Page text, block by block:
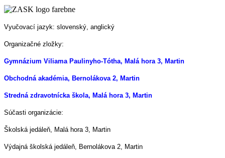
Vyučovací jazyk: slovenský, anglický
Organizačné zložky:
Gymnázium Viliama Paulinyho-Tótha, Malá hora 3, Martin
Obchodná akadémia, Bernolákova 2, Martin
Stredná zdravotnícka škola, Malá hora 3, Martin
Súčasti organizácie:
Školská jedáleň, Malá hora 3, Martin
Výdajná školská jedáleň, Bernolákova 2, Martin